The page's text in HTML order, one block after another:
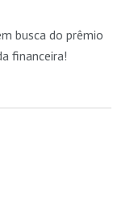
busca do prêmio
financeira!